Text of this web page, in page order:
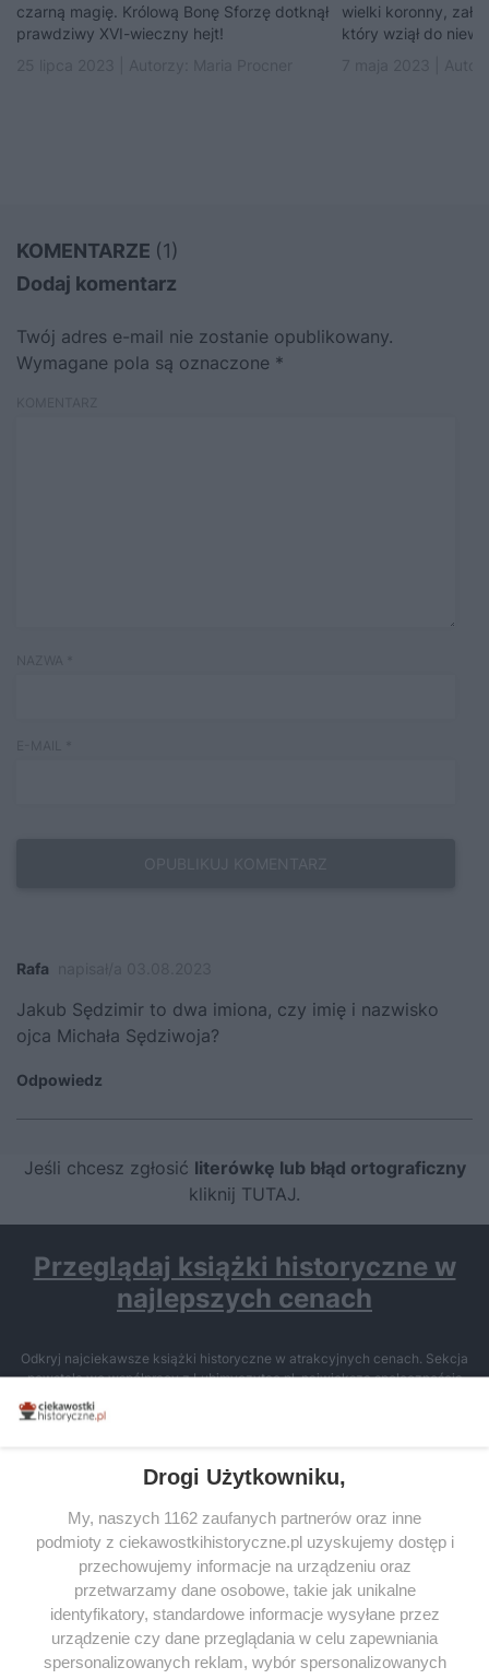
czarną magię. Królową Bonę Sforzę dotknął
prawdziwy XVI-wieczny hejt!
wielki koronny,
który wziął do
KOMENTARZE (1)
Dodaj komentarz
Twój adres e-mail nie zostanie opublikowany.
Wymagane pola są oznaczone *
Rafa
Jakub Sędzimir to dwa imiona, czy imię i nazwisko
ojca Michała Sędziwoja?
Odpowiedz
Jeśli chcesz zgłosić literówkę lub błąd ortograficzny
kliknij TUTAJ.
Przeglądaj książki historyczne w
najlepszych cenach
Odkryj najciekawsze książki historyczne w atrakcyjnych cenach. Sekcja
powstała we współpracy z Lubimyczytac.pl, największą społecznością
tytułów najwyżej ocenianych przez czytelników.
SERWIS
SPOŁECZNOŚĆ
WSPÓŁPRACA
Drogi Użytkowniku,
My, naszych 1162 zaufanych partnerów oraz inne
podmioty z ciekawostkihistoryczne.pl uzyskujemy dostęp i
przechowujemy informacje na urządzeniu oraz
przetwarzamy dane osobowe, takie jak unikalne
identyfikatory, standardowe informacje wysyłane przez
urządzenie czy dane przeglądania w celu zapewniania
spersonalizowanych reklam, wybór spersonalizowanych